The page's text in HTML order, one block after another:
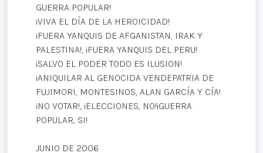
GUERRA POPULAR!
¡VIVA EL DÍA DE LA HEROICIDAD!
¡FUERA YANQUIS DE AFGANISTAN, IRAK Y
PALESTINA!, ¡FUERA YANQUIS DEL PERU!
¡SALVO EL PODER TODO ES ILUSION!
¡ANIQUILAR AL GENOCIDA VENDEPATRIA DE
FUJIMORI, MONTESINOS, ALAN GARCÍA Y CÍA!
¡NO VOTAR!, ¡ELECCIONES, NO!¡GUERRA
POPULAR, SI!
JUNIO DE 2006